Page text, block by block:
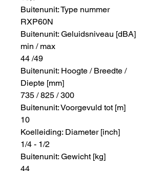
Buitenunit: Type nummer
RXP60N
Buitenunit: Geluidsniveau [dBA]
min / max
44 /49
Buitenunit: Hoogte / Breedte /
Diepte [mm]
735 / 825 / 300
Buitenunit: Voorgevuld tot [m]
10
Koelleiding: Diameter [inch]
1/4 - 1/2
Buitenunit: Gewicht [kg]
44